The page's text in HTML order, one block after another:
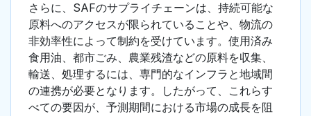
さらに、SAFのサプライチェーンは、持続可能な
原料へのアクセスが限られていることや、物流の
非効率性によって制約を受けています。使用済み
食用油、都市ごみ、農業残渣などの原料を収集、
輸送、処理するには、専門的なインフラと地域間
の連携が必要となります。したがって、これらす
べての要因が、予測期間における市場の成長を阻